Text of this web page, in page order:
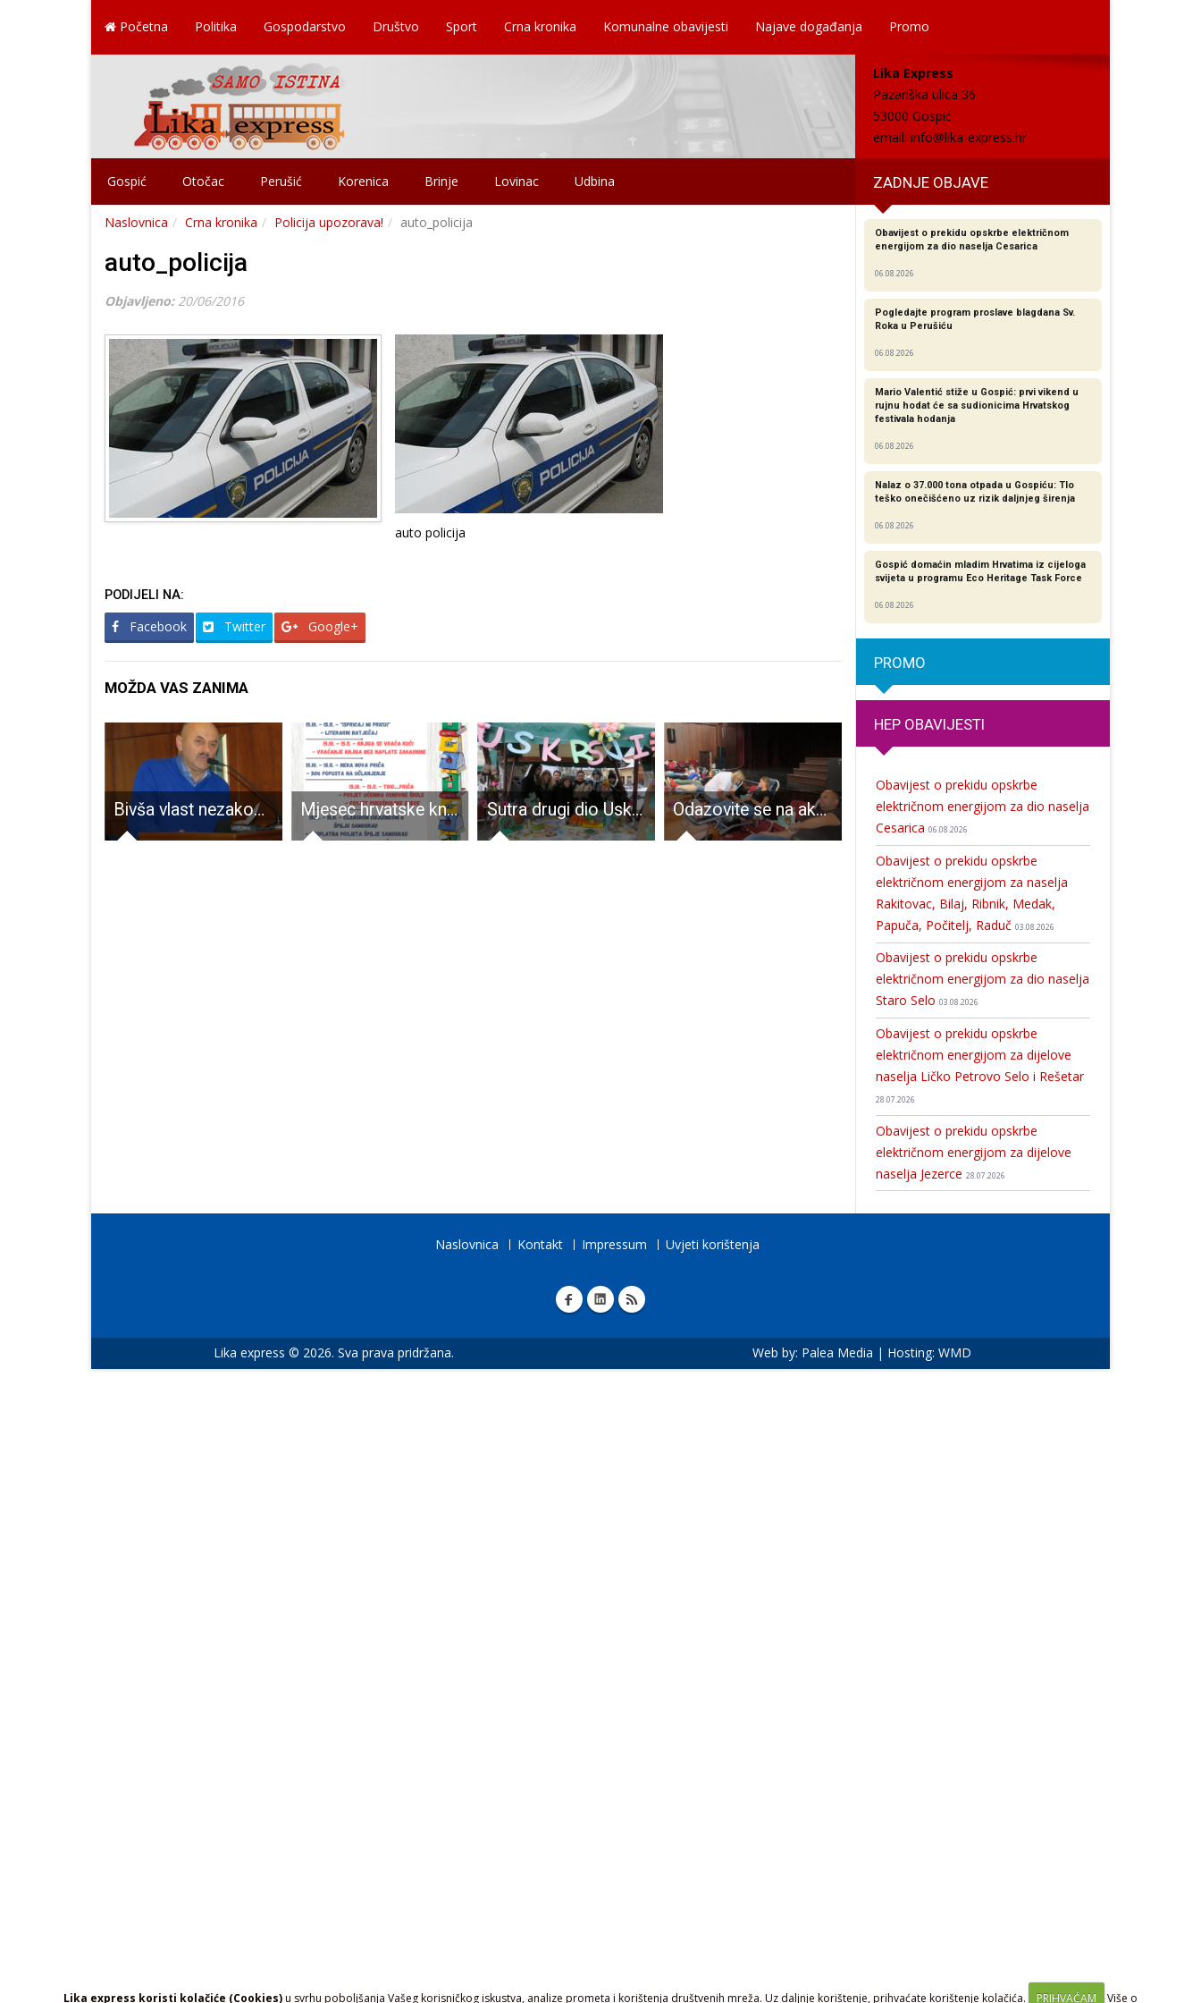
Lika express koristi kolačiće (Cookies)u svrhu poboljšanja Vašeg korisničkog iskustva, analize prometa i korištenja društvenih mreža. Uz daljnje korištenje, prihvaćate korištenje kolačića. PRIHVAĆAM Više o
Početna Politika Gospodarstvo Društvo Sport Crna kronika Komunalne obavijesti Najave događanja Promo
Lika Express
Pazariška ulica 36
53000 Gospić
email: info@lika-express.hr
Gospić Otočac Perušić Korenica Brinje Lovinac Udbina ZADNJE OBJAVE
Naslovnica Crna kronika Policija upozorava! auto_policija
auto_policija
Objavljeno: 20/06/2016
auto policija
PODIJELI NA:
Facebook Twitter Google+
MOŽDA VAS ZANIMA
Bivša vlast nezakonito je imenovala Željka Došena zapovijednikom JVP Gospić, sadašnja ga je morala razriješiti Mjesec hrvatske knjige u Narodnoj knjižnici u Perušiću Sutra drugi dio Uskrsnog sajma u Gospiću. Djeco dođite i tražite skrivene pisanice!!!! Odazovite se na akciju darivanja krvi u Gospiću Dodjela odlikovanja i zahvalnica u ličkoj policiji
Obavijest o prekidu opskrbe električnom
energijom za dio naselja Cesarica
06.08.2026
Pogledajte program proslave blagdana Sv.
Roka u Perušiću
06.08.2026
Mario Valentić stiže u Gospić: prvi vikend u
rujnu hodat će sa sudionicima Hrvatskog
festivala hodanja
06.08.2026
Nalaz o 37.000 tona otpada u Gospiću: Tlo
teško onečišćeno uz rizik daljnjeg širenja
06.08.2026
Gospić domaćin mladim Hrvatima iz cijeloga
svijeta u programu Eco Heritage Task Force
06.08.2026
PROMO
HEP OBAVIJESTI
Obavijest o prekidu opskrbe
električnom energijom za dio naselja
Cesarica 06.08.2026
Obavijest o prekidu opskrbe
električnom energijom za naselja
Rakitovac, Bilaj, Ribnik, Medak,
Papuča, Počitelj, Raduč 03.08.2026
Obavijest o prekidu opskrbe
električnom energijom za dio naselja
Staro Selo 03.08.2026
Obavijest o prekidu opskrbe
električnom energijom za dijelove
naselja Ličko Petrovo Selo i Rešetar
28.07.2026
Obavijest o prekidu opskrbe
električnom energijom za dijelove
naselja Jezerce 28.07.2026
Naslovnica Kontakt Impressum Uvjeti korištenja
Lika express © 2026. Sva prava pridržana. Web by: Palea Media | Hosting: WMD